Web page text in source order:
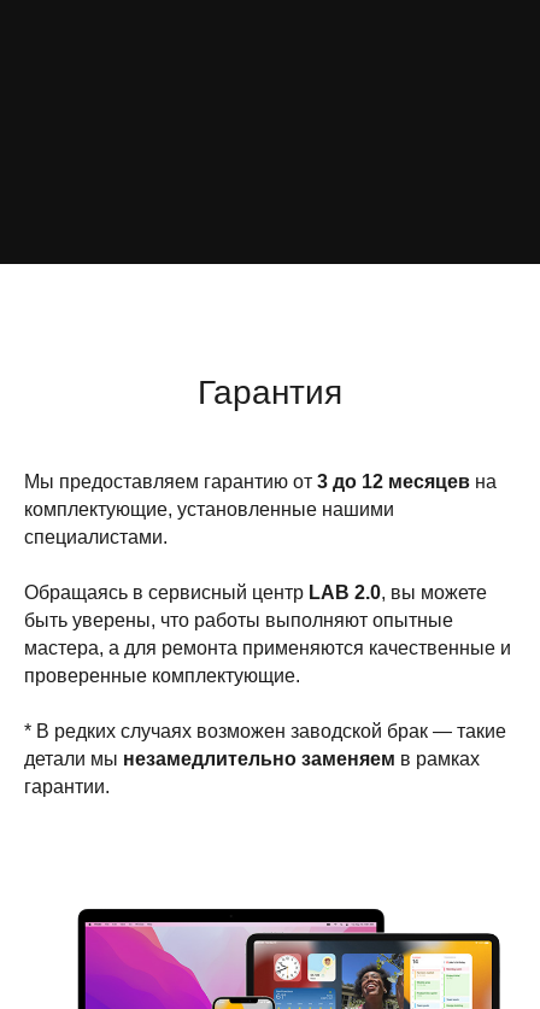
Гарантия
Мы предоставляем гарантию от 3 до 12 месяцев на
комплектующие, установленные нашими
специалистами.
Обращаясь в сервисный центр LAB 2.0, вы можете
быть уверены, что работы выполняют опытные
мастера, а для ремонта применяются качественные и
проверенные комплектующие.
* В редких случаях возможен заводской брак — такие
детали мы незамедлительно заменяем в рамках
гарантии.